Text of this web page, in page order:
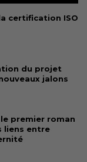
certification ISO
du projet
jalons
le premier roman
liens entre